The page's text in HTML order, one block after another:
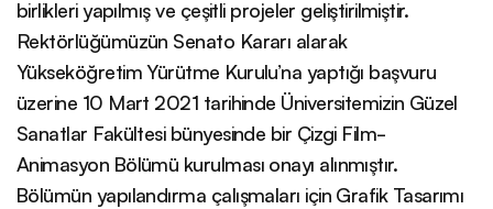
birlikleri yapılmış ve çeşitli projeler geliştirilmiştir.
Rektörlüğümüzün Senato Kararı alarak
Yükseköğretim Yürütme Kurulu’na yaptığı başvuru
üzerine 10 Mart 2021 tarihinde Üniversitemizin Güzel
Sanatlar Fakültesi bünyesinde bir Çizgi Film-
Animasyon Bölümü kurulması onayı alınmıştır.
Bölümün yapılandırma çalışmaları için Grafik Tasarımı